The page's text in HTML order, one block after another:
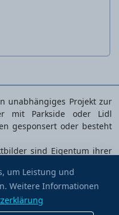
unabhängiges Projekt zur
mit Parkside oder Lidl
gesponsert oder besteht
sind Eigentum ihrer
verwendet.
|Cookie-
mir einen Kaffee
um Leistung und
Weitere Informationen